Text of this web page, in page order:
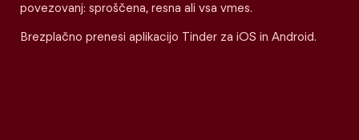
povezovanj: sproščena, resna ali vsa vmes.
Brezplačno prenesi aplikacijo Tinder za iOS in Android.